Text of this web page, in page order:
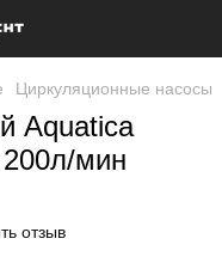
Циркуляционные насосы
Aquatica
мин
отзыв